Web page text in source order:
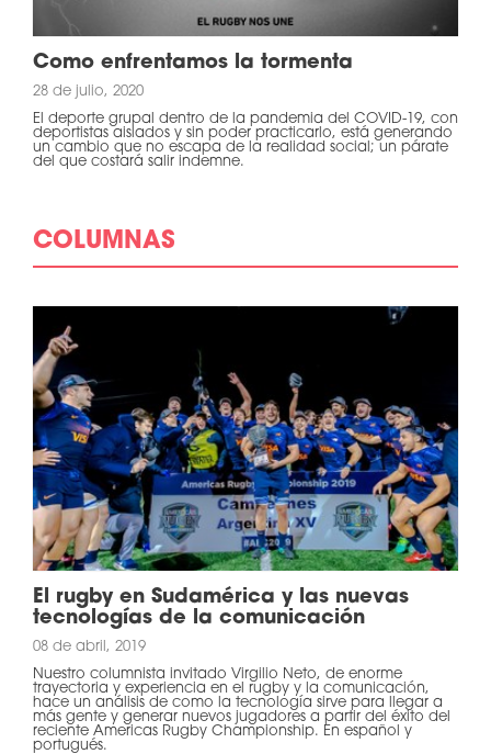
Como enfrentamos la tormenta
28 de julio, 2020
El deporte grupal dentro de la pandemia del COVID-19, con
deportistas aislados y sin poder practicarlo, está generando
un cambio que no escapa de la realidad social; un párate
del que costará salir indemne.
COLUMNAS
El rugby en Sudamérica y las nuevas
tecnologías de la comunicación
08 de abril, 2019
Nuestro columnista invitado Virgilio Neto, de enorme
trayectoria y experiencia en el rugby y la comunicación,
hace un análisis de como la tecnología sirve para llegar a
más gente y generar nuevos jugadores a partir del éxito del
reciente Americas Rugby Championship. En español y
portugués.